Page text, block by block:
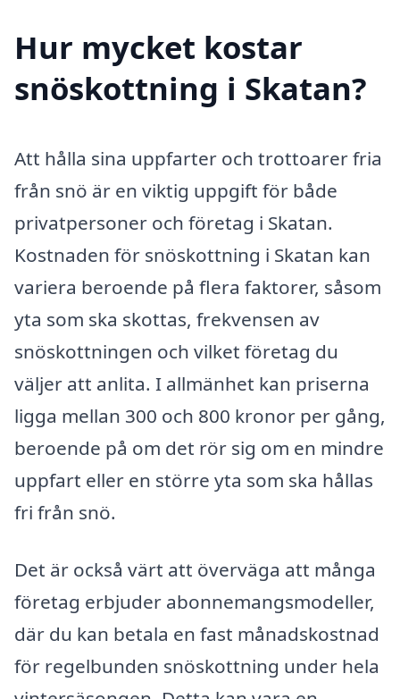
Hur mycket kostar
snöskottning i Skatan?
Att hålla sina uppfarter och trottoarer fria
från snö är en viktig uppgift för både
privatpersoner och företag i Skatan.
Kostnaden för snöskottning i Skatan kan
variera beroende på flera faktorer, såsom
yta som ska skottas, frekvensen av
snöskottningen och vilket företag du
väljer att anlita. I allmänhet kan priserna
ligga mellan 300 och 800 kronor per gång,
beroende på om det rör sig om en mindre
uppfart eller en större yta som ska hållas
fri från snö.
Det är också värt att överväga att många
företag erbjuder abonnemangsmodeller,
där du kan betala en fast månadskostnad
för regelbunden snöskottning under hela